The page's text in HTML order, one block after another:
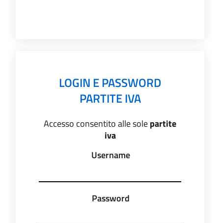
LOGIN E PASSWORD
PARTITE IVA
Accesso consentito alle solepartite
iva
Username
Password